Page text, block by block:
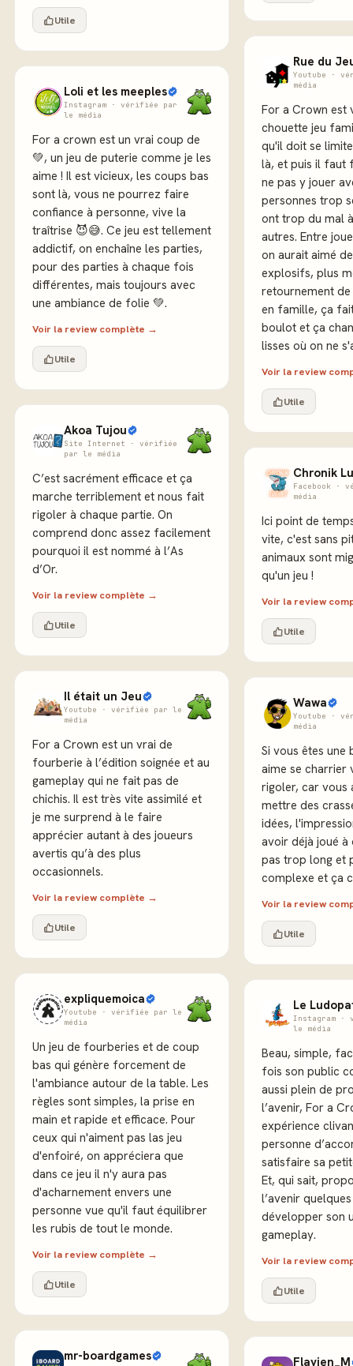
Utile
Loli et les meeples
Instagram · vérifiée par
le média
For a crown est un vrai coup de
💚, un jeu de puterie comme je les
aime ! Il est vicieux, les coups bas
sont là, vous ne pourrez faire
confiance à personne, vive la
traîtrise 😈😅. Ce jeu est tellement
addictif, on enchaîne les parties,
pour des parties à chaque fois
différentes, mais toujours avec
une ambiance de folie 💚.
Voir la review complète →
Utile
Akoa Tujou
Site Internet · vérifiée
par le média
C’est sacrément efficace et ça
marche terriblement et nous fait
rigoler à chaque partie. On
comprend donc assez facilement
pourquoi il est nommé à l’As
d’Or.
Voir la review complète →
Utile
Il était un Jeu
Youtube · vérifiée par le
média
For a Crown est un vrai de
fourberie à l’édition soignée et au
gameplay qui ne fait pas de
chichis. Il est très vite assimilé et
je me surprend à le faire
apprécier autant à des joueurs
avertis qu’à des plus
occasionnels.
Voir la review complète →
Utile
expliquemoica
Youtube · vérifiée par le
média
Un jeu de fourberies et de coup
bas qui génère forcement de
l'ambiance autour de la table. Les
règles sont simples, la prise en
main et rapide et efficace. Pour
ceux qui n'aiment pas las jeu
d'enfoiré, on appréciera que
dans ce jeu il n'y aura pas
d'acharnement envers une
personne vue qu'il faut équilibrer
les rubis de tout le monde.
Voir la review complète →
Utile
mr-boardgames
Rue du
Youtube ·
média
For a Crown est
chouette jeu
qu'il doit se
là, et puis il faut
ne pas y jouer
personnes trop
ont trop du mal
autres. Entre joueurs confirmés,
on aurait aimé
explosifs, plus
retournement de
en famille, ça
boulot et ça
lisses où on ne
Voir la review
Utile
Chronik
Facebook ·
média
Ici point de
vite, c'est sans
animaux sont
qu'un jeu !
Voir la review
Utile
Wawa
Youtube ·
média
Si vous êtes une
aime se charrier
rigoler, car vous
mettre des
idées,
avoir déjà joué à
pas trop long et
complexe et ça
Voir la review
Utile
Le
Instagram ·
le média
Beau, simple,
fois son public
aussi plein de
l’avenir, For a
expérience
personne
satisfaire sa
Et, qui sait,
l’avenir
développer son
gameplay.
Voir la review
Utile
Flavien_M